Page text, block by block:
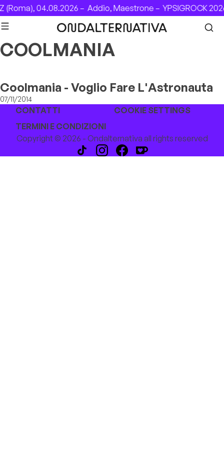
Skip to content
(Roma), 04.08.2026 – Addio, Maestrone – YPSIGROCK
COOLMANIA
Coolmania - Voglio Fare L'Astronauta
07/11/2014
CONTATTI
COOKIE SETTINGS
TERMINI E CONDIZIONI
Copyright © 2026 - Ondalternativa all rights reserved